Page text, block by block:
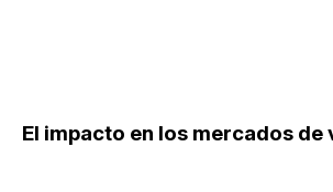
El impacto en los mercados de